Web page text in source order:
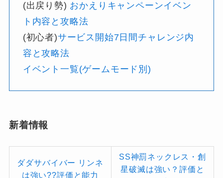
(出戻り勢) おかえりキャンペーンイベン
ト内容と攻略法
(初心者)サービス開始7日間チャレンジ内
容と攻略法
イベント一覧(ゲームモード別)
新着情報
ダダサバイバー リンネ
は強い??評価と能力
SS神罰ネックレス・創
星破滅は強い？評価と